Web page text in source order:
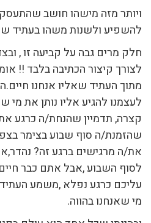
ויותר מזה מישהו חושב
להשפיע ולשנות משהו בעתיד
חלק מרים גבה על קביעה זו ,
לצורך קיצור הכתיבה בלבד !!
מתוך העתיד שאליו אנחנו
לעצמנו להגיע אליו נותן את מי
קצרה, תדמיין שהנחת/ה כרגע
שהזמנת/ה סוף שבוע בצימר
את/ה מרגישים ברגע זה?
לסוף השבוע ,אבל אתם כבר
עליכם כרגע נפלא ,משמע העתיד
מי שאנחנו בהווה.